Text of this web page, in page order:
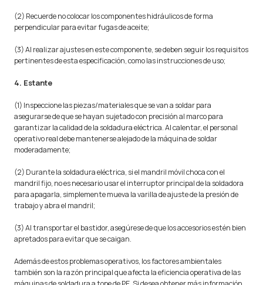
(2) Recuerde no colocar los componentes hidráulicos de forma
perpendicular para evitar fugas de aceite;
(3) Al realizar ajustes en este componente, se deben seguir los requisitos
pertinentes de esta especificación, como las instrucciones de uso;
4. Estante
(1) Inspeccione las piezas/materiales que se van a soldar para
asegurarse de que se hayan sujetado con precisión al marco para
garantizar la calidad de la soldadura eléctrica. Al calentar, el personal
operativo real debe mantenerse alejado de la máquina de soldar
moderadamente;
(2) Durante la soldadura eléctrica, si el mandril móvil choca con el
mandril fijo, no es necesario usar el interruptor principal de la soldadora
para apagarla, simplemente mueva la varilla de ajuste de la presión de
trabajo y abra el mandril;
(3) Al transportar el bastidor, asegúrese de que los accesorios estén bien
apretados para evitar que se caigan.
Además de estos problemas operativos, los factores ambientales
también son la razón principal que afecta la eficiencia operativa de las